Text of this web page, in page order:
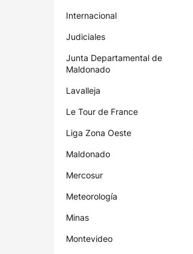
Internacional
Judiciales
Junta Departamental de
Maldonado
Lavalleja
Le Tour de France
Liga Zona Oeste
Maldonado
Mercosur
Meteorología
Minas
Montevideo